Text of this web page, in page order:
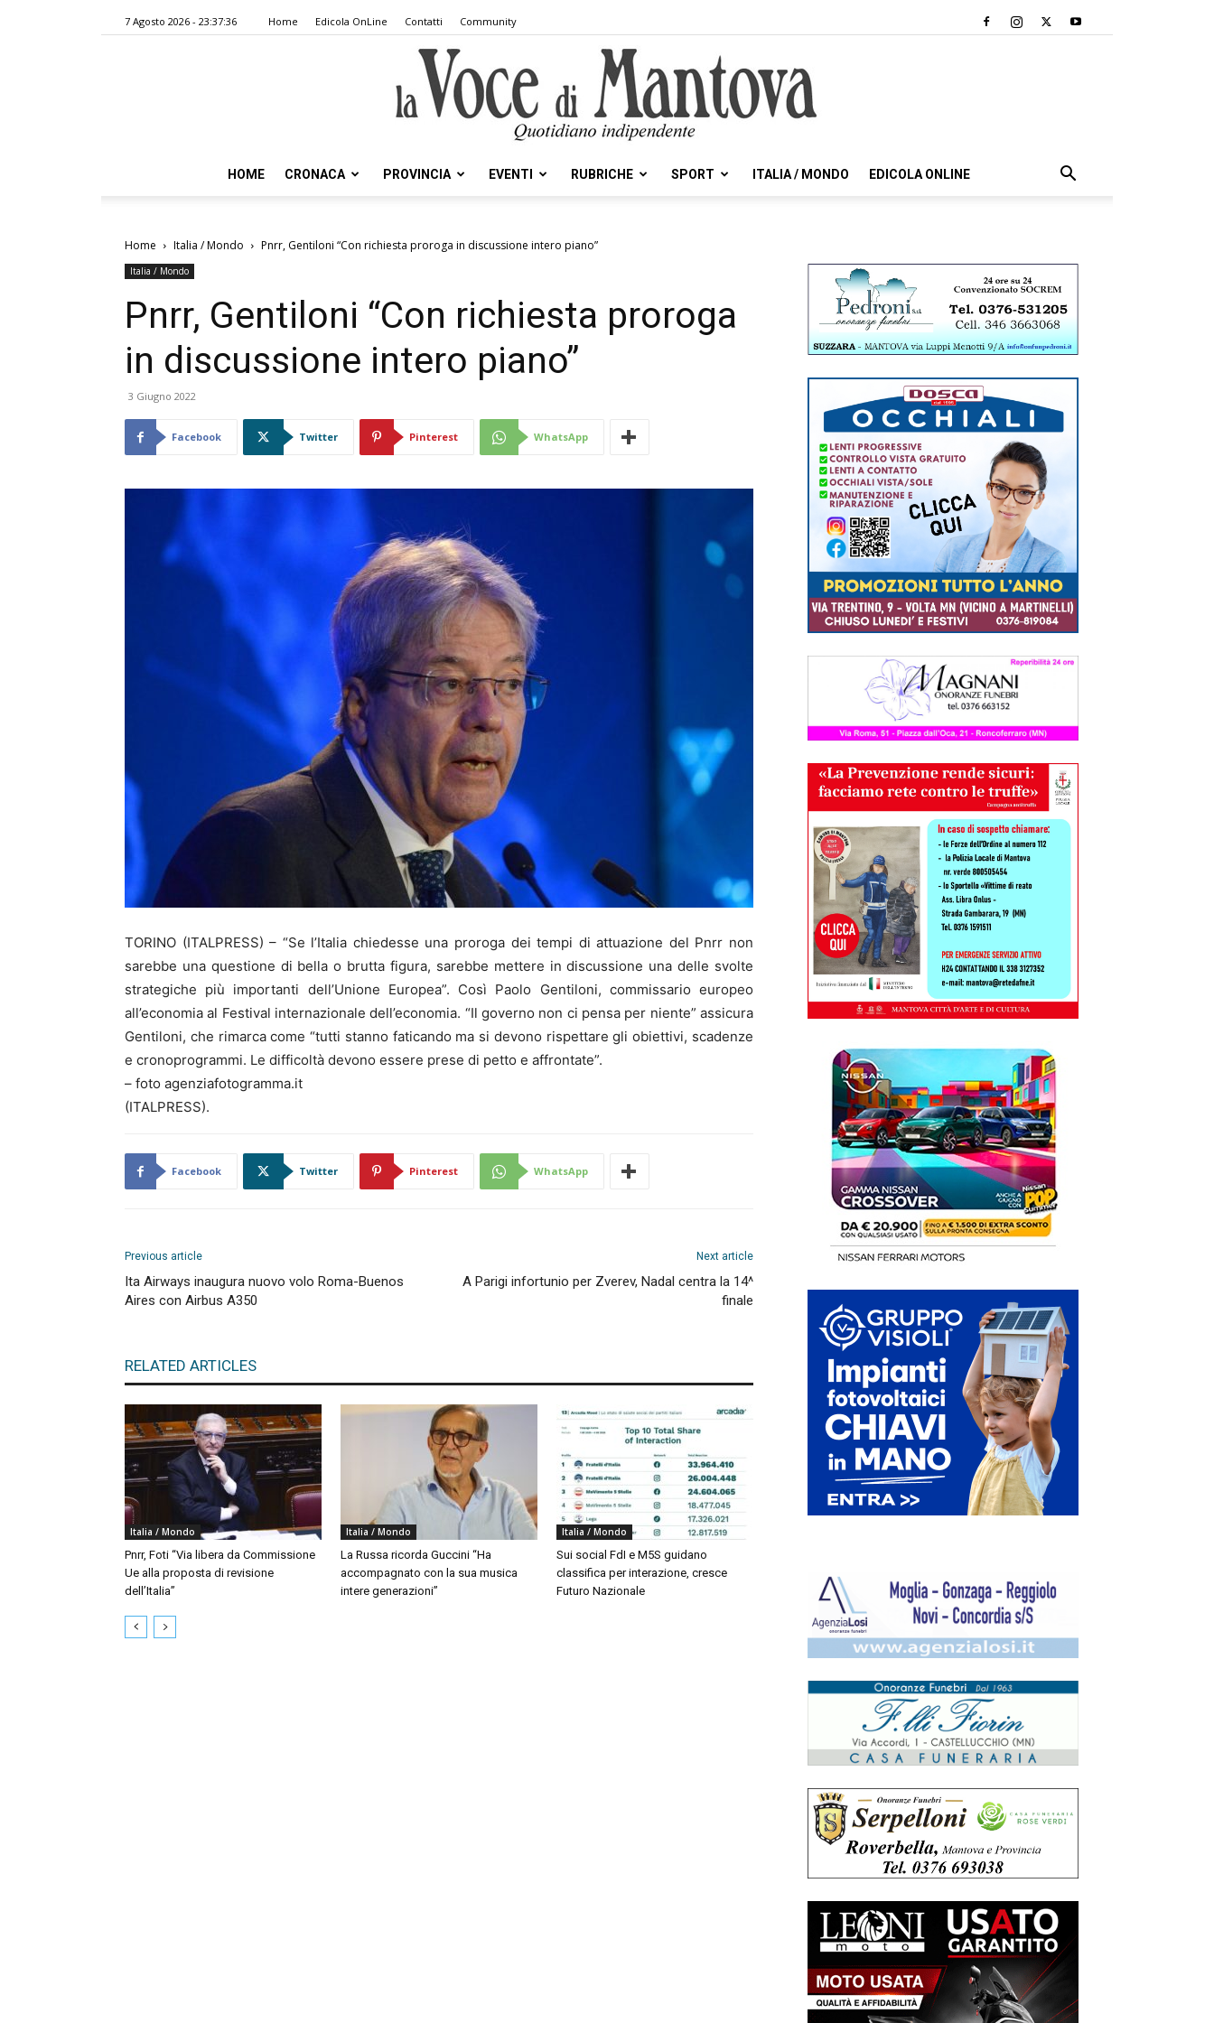
7 Agosto 2026 - 23:37:36 Home Edicola OnLine Contatti Community
Voce
HOME CRONACA PROVINCIA EVENTI RUBRICHE SPORT ITALIA / MONDO EDICOLA ONLINE
Home Italia / Mondo Pnrr, Gentiloni “Con richiesta proroga in discussione intero piano”
Italia / Mondo
Pnrr, Gentiloni “Con richiesta proroga
in discussione intero piano”
3 Giugno 2022
Facebook Twitter Pinterest WhatsApp
TORINO (ITALPRESS) – “Se l’Italia chiedesse una proroga dei tempi di attuazione del Pnrr non
sarebbe una questione di bella o brutta figura, sarebbe mettere in discussione una delle svolte
strategiche più importanti dell’Unione Europea”. Così Paolo Gentiloni, commissario europeo
all’economia al Festival internazionale dell’economia. “Il governo non ci pensa per niente” assicura
Gentiloni, che rimarca come “tutti stanno faticando ma si devono rispettare gli obiettivi, scadenze
e cronoprogrammi. Le difficoltà devono essere prese di petto e affrontate”.
– foto agenziafotogramma.it
(ITALPRESS).
Facebook Twitter Pinterest WhatsApp
Previous article
Ita Airways inaugura nuovo volo Roma-Buenos
Aires con Airbus A350
Next article
A Parigi infortunio per Zverev, Nadal centra la 14^
finale
RELATED ARTICLES
Italia / Mondo
Pnrr, Foti “Via libera da Commissione
Ue alla proposta di revisione
dell’Italia”
Italia / Mondo
La Russa ricorda Guccini “Ha
accompagnato con la sua musica
intere generazioni”
Italia / Mondo
Sui social FdI e M5S guidano
classifica per interazione, cresce
Futuro Nazionale